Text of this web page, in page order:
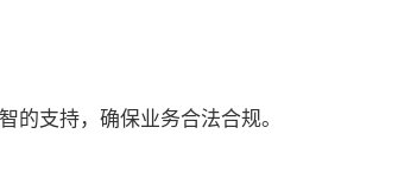
支持，确保业务合法合规。